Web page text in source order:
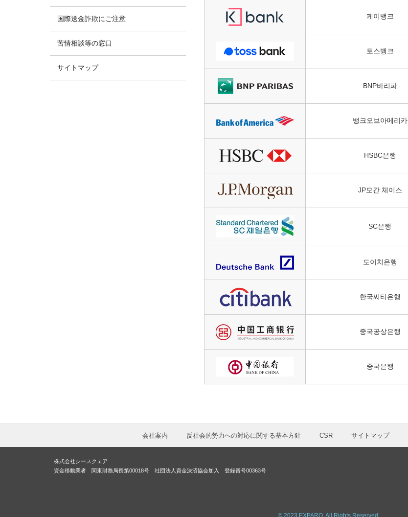
케이뱅크
토스뱅크
BNP바리파
뱅크오브아메리카
HSBC은행
JP모간 체이스
SC은행
도이치은행
한국씨티은행
중국공상은행
중국은행
国際送金詐欺にご注意
苦情相談等の窓口
サイトマップ
会社案内 反社会的勢力への対応に関する基本方針 CSR サイトマップ
株式会社シースクェア
資金移動業者 関東財務局長第00018号 社団法人資金決済協会加入 登録番号00363号
© 2023 EXPARO. All Rights Reserved.